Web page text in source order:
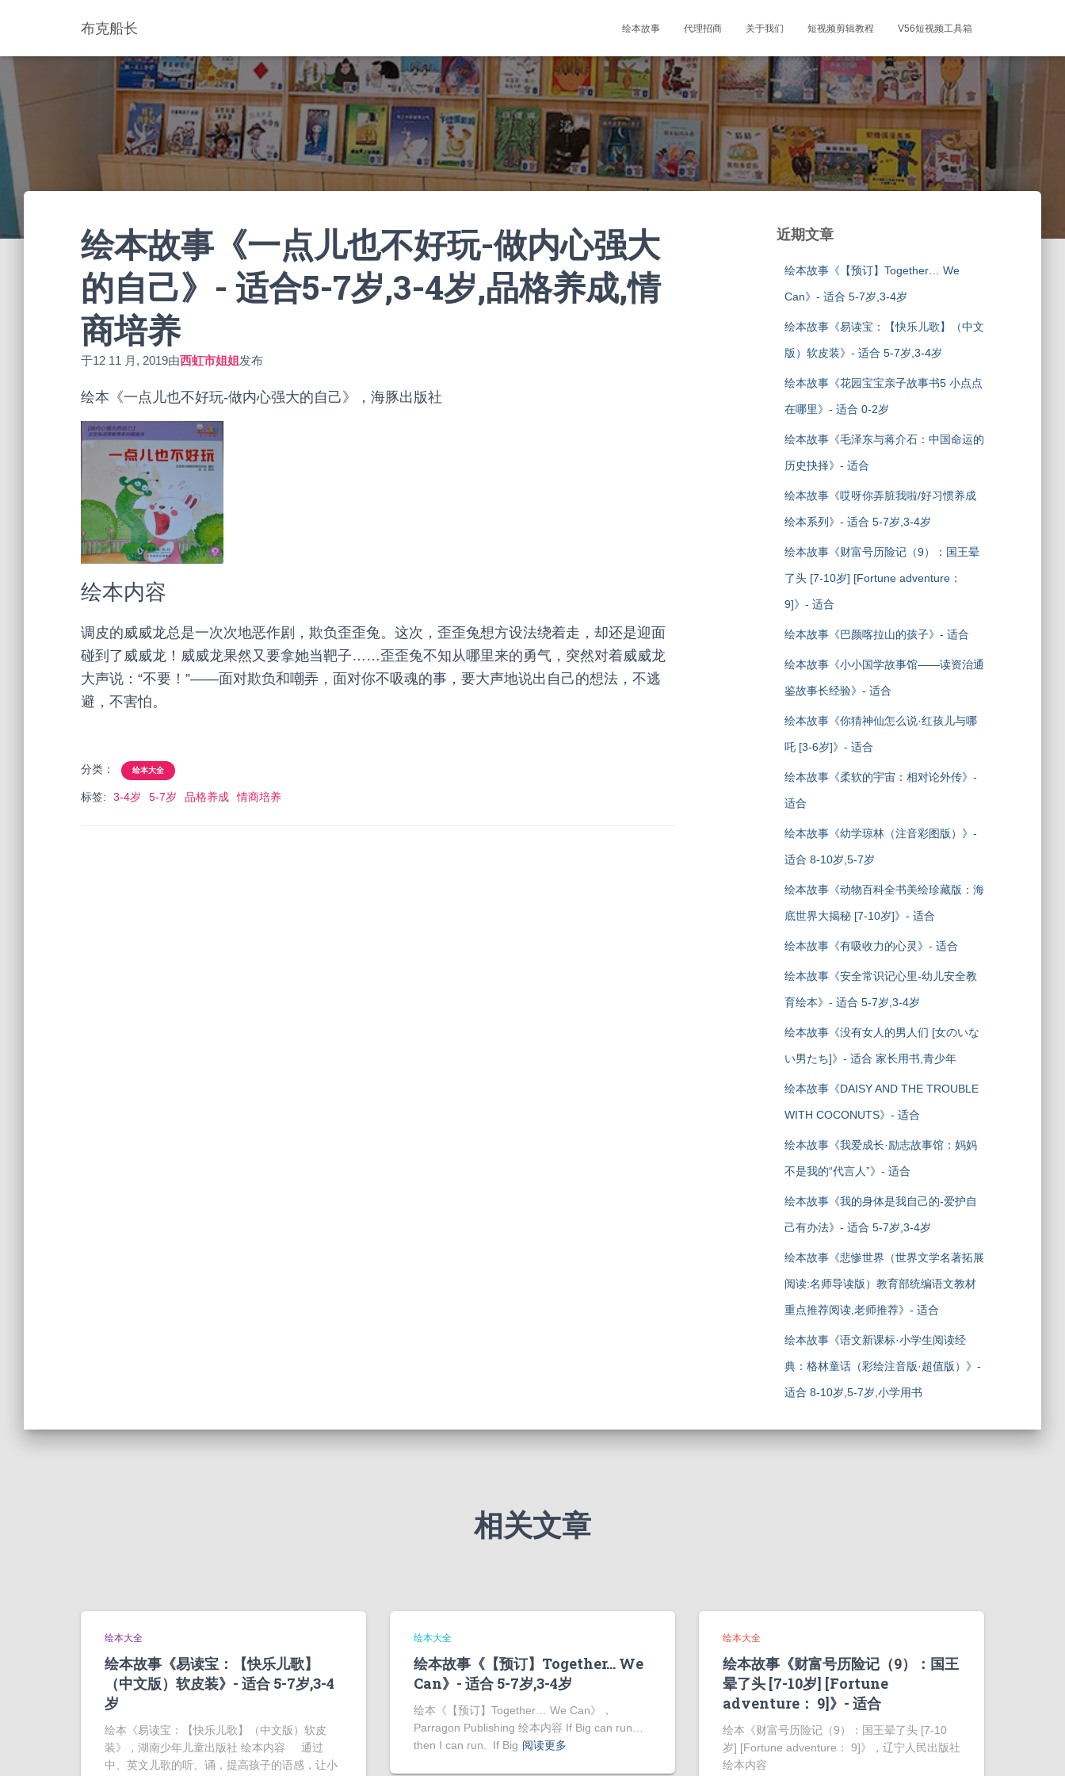
布克船长 绘本故事 代理招商 关于我们 短视频剪辑教程 V56短视频工具箱
绘本故事《一点儿也不好玩-做内心强大
的自己》- 适合5-7岁,3-4岁,品格养成,情
商培养
于12 11 月, 2019由西虹市姐姐发布
绘本《一点儿也不好玩-做内心强大的自己》，海豚出版社
绘本内容
调皮的威威龙总是一次次地恶作剧，欺负歪歪兔。这次，歪歪兔想方设法绕着走，却还是迎面
碰到了威威龙！威威龙果然又要拿她当靶子……歪歪兔不知从哪里来的勇气，突然对着威威龙
大声说：“不要！”——面对欺负和嘲弄，面对你不吸魂的事，要大声地说出自己的想法，不逃
避，不害怕。
分类： 绘本大全
标签: 3-4岁 5-7岁 品格养成 情商培养
近期文章
绘本故事《【预订】Together… We
Can》- 适合 5-7岁,3-4岁
绘本故事《易读宝：【快乐儿歌】（中文
版）软皮装》- 适合 5-7岁,3-4岁
绘本故事《花园宝宝亲子故事书5 小点点
在哪里》- 适合 0-2岁
绘本故事《毛泽东与蒋介石：中国命运的
历史抉择》- 适合
绘本故事《哎呀你弄脏我啦/好习惯养成
绘本系列》- 适合 5-7岁,3-4岁
绘本故事《财富号历险记（9）：国王晕
了头 [7-10岁] [Fortune adventure：
9]》- 适合
绘本故事《巴颜喀拉山的孩子》- 适合
绘本故事《小小国学故事馆——读资治通
鉴故事长经验》- 适合
绘本故事《你猜神仙怎么说·红孩儿与哪
吒 [3-6岁]》- 适合
绘本故事《柔软的宇宙：相对论外传》-
适合
绘本故事《幼学琼林（注音彩图版）》-
适合 8-10岁,5-7岁
绘本故事《动物百科全书美绘珍藏版：海
底世界大揭秘 [7-10岁]》- 适合
绘本故事《有吸收力的心灵》- 适合
绘本故事《安全常识记心里-幼儿安全教
育绘本》- 适合 5-7岁,3-4岁
绘本故事《没有女人的男人们 [女のいな
い男たち]》- 适合 家长用书,青少年
绘本故事《DAISY AND THE TROUBLE
WITH COCONUTS》- 适合
绘本故事《我爱成长·励志故事馆：妈妈
不是我的“代言人”》- 适合
绘本故事《我的身体是我自己的-爱护自
己有办法》- 适合 5-7岁,3-4岁
绘本故事《悲惨世界（世界文学名著拓展
阅读:名师导读版）教育部统编语文教材
重点推荐阅读,老师推荐》- 适合
绘本故事《语文新课标·小学生阅读经
典：格林童话（彩绘注音版·超值版）》-
适合 8-10岁,5-7岁,小学用书
相关文章
绘本大全
绘本故事《易读宝：【快乐儿歌】
（中文版）软皮装》- 适合 5-7岁,3-4
岁
绘本《易读宝：【快乐儿歌】（中文版）软皮
装》，湖南少年儿童出版社 绘本内容 通过
中、英文儿歌的听、诵，提高孩子的语感，让小
绘本大全
绘本故事《【预订】Together… We
Can》- 适合 5-7岁,3-4岁
绘本《【预订】Together… We Can》，
Parragon Publishing 绘本内容 If Big can run…
then I can run. If Big 阅读更多
绘本大全
绘本故事《财富号历险记（9）：国王
晕了头 [7-10岁] [Fortune
adventure： 9]》- 适合
绘本《财富号历险记（9）：国王晕了头 [7-10
岁] [Fortune adventure： 9]》，辽宁人民出版社
绘本内容